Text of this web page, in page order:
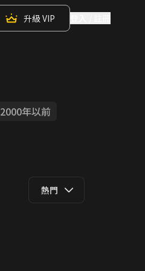
升級 VIP
2000年以前
熱門